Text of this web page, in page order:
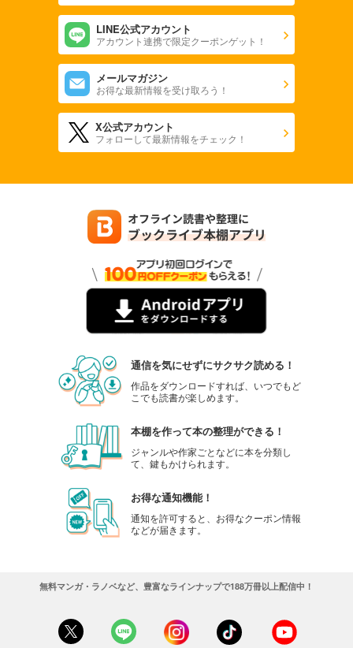
LINE公式アカウント
アカウント連携で限定クーポンゲット！
メールマガジン
お得な最新情報を受け取ろう！
X公式アカウント
フォローして最新情報をチェック！
通信を気にせずにサクサク読める！
作品をダウンロードすれば、いつでもど
こでも読書が楽しめます。
本棚を作って本の整理ができる！
ジャンルや作家ごとなどに本を分類し
て、鍵もかけられます。
お得な通知機能！
通知を許可すると、お得なクーポン情報
などが届きます。
無料マンガ・ラノベなど、豊富なラインナップで188万冊以上配信中！